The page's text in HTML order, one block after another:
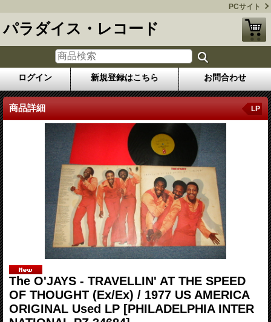
PCサイト
パラダイス・レコード
ログイン 新規登録はこちら お問合わせ
商品詳細 LP
The O'JAYS - TRAVELLIN' AT THE SPEED
OF THOUGHT (Ex/Ex) / 1977 US AMERICA
ORIGINAL Used LP [PHILADELPHIA INTER